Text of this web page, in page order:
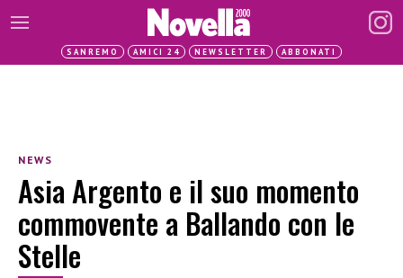
SANREMO AMICI 24 NEWSLETTER ABBONATI
NEWS
Asia Argento e il suo momento
commovente a Ballando con le
Stelle